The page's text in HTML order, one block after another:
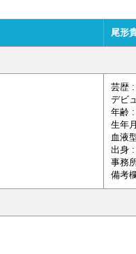
尾形
芸歴
デビ
年齢
生年
血液
出身
事務
備考